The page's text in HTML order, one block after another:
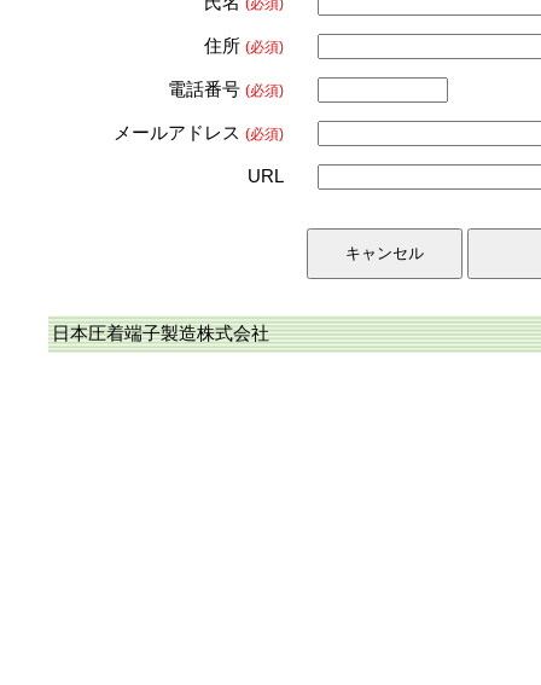
(必須)
住所 (必須)
電話番号 (必須)
メールアドレス (必須)
URL
日本圧着端子製造株式会社